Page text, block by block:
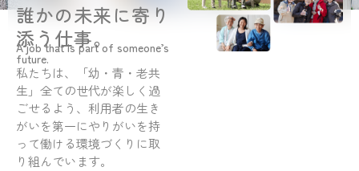
誰かの未来に寄り
添う仕事。
A job that is part of someone’s
future.
私たちは、「幼・青・老共
生」全ての世代が楽しく過
ごせるよう、利用者の生き
がいを第一にやりがいを持
って働ける環境づくりに取
り組んでいます。